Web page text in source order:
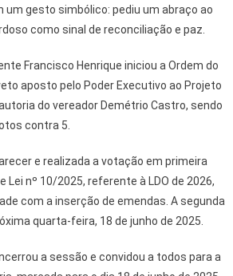
um gesto simbólico: pediu um abraço ao
como sinal de reconciliação e paz.
Francisco Henrique iniciou a Ordem do
aposto pelo Poder Executivo ao Projeto
do vereador Demétrio Castro, sendo
contra 5.
e realizada a votação em primeira
Lei nº 10/2025, referente à LDO de 2026,
com a inserção de emendas. A segunda
quarta-feira, 18 de junho de 2025.
a sessão e convidou a todos para a